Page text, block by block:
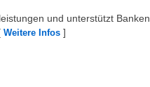
und unterstützt Banken,
Weitere Infos ]